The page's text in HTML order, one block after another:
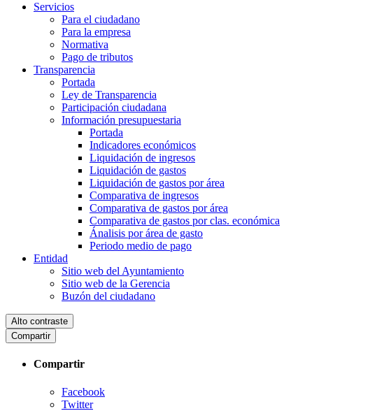
Servicios
Para el ciudadano
Para la empresa
Normativa
Pago de tributos
Transparencia
Portada
Ley de Transparencia
Participación ciudadana
Información presupuestaria
Portada
Indicadores económicos
Liquidación de ingresos
Liquidación de gastos
Liquidación de gastos por área
Comparativa de ingresos
Comparativa de gastos por área
Comparativa de gastos por clas. económica
Ánalisis por área de gasto
Periodo medio de pago
Entidad
Sitio web del Ayuntamiento
Sitio web de la Gerencia
Buzón del ciudadano
Alto contraste
Compartir
Compartir
Facebook
Twitter